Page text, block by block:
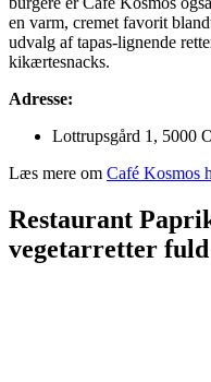
en varm, cremet favorit
udvalg af tapas-lignende
kikærtesnacks.
Adresse:
Lottrupsgård 1, 5000
Læs mere om Café Kosmos
Restaurant
vegetarretter fuld